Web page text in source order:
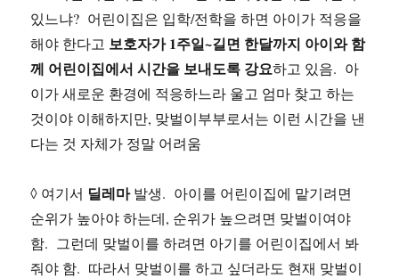
있느냐? 어린이집은 입학/전학을 하면 아이가 적응을
해야 한다고 보호자가 1주일~길면 한달까지 아이와 함
께 어린이집에서 시간을 보내도록 강요하고 있음. 아
이가 새로운 환경에 적응하느라 울고 엄마 찾고 하는
것이야 이해하지만, 맞벌이부부로서는 이런 시간을 낸
다는 것 자체가 정말 어려움
◊ 여기서 딜레마발생. 아이를 어린이집에 맡기려면
순위가 높아야 하는데, 순위가 높으려면 맞벌이여야
함. 그런데 맞벌이를 하려면 아기를 어린이집에서 봐
줘야 함. 따라서 맞벌이를 하고 싶더라도 현재 맞벌이